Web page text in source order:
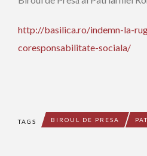
http://basilica.ro/indemn-la-
coresponsabilitate-sociala/
TAGS BIROUL DE PRESA